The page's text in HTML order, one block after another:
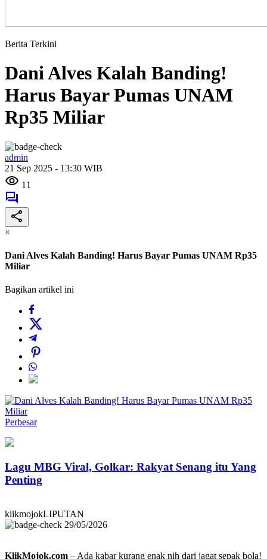
Berita Terkini
Dani Alves Kalah Banding!
Harus Bayar Pumas UNAM
Rp35 Miliar
admin
21 Sep 2025 - 13:30 WIB
11
×
Dani Alves Kalah Banding! Harus Bayar Pumas UNAM Rp35
Miliar
Bagikan artikel ini
Perbesar
Lagu MBG Viral, Golkar: Rakyat Senang itu Yang
Penting
klikmojokLIPUTAN
29/05/2026
KlikMojok.com – Ada kabar kurang enak nih dari jagat sepak bola!